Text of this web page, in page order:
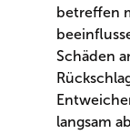
betreffen
Schäden
langsam